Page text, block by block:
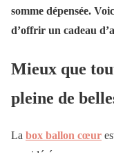
somme dépensée.
d’offrir un cadeau
Mieux que
pleine de
La box ballon cœur